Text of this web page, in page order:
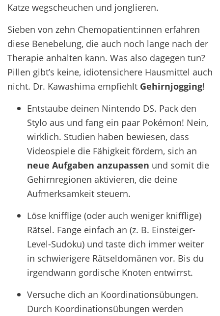
Katze wegscheuchen und jonglieren.
Sieben von zehn Chemopatient:innen erfahren
diese Benebelung, die auch noch lange nach der
Therapie anhalten kann. Was also dagegen tun?
Pillen gibt’s keine, idiotensichere Hausmittel auch
nicht. Dr. Kawashima empfiehlt Gehirnjogging!
Entstaube deinen Nintendo DS. Pack den
Stylo aus und fang ein paar Pokémon! Nein,
wirklich. Studien haben bewiesen, dass
Videospiele die Fähigkeit fördern, sich an
neue Aufgaben anzupassen und somit die
Gehirnregionen aktivieren, die deine
Aufmerksamkeit steuern.
Löse knifflige (oder auch weniger knifflige)
Rätsel. Fange einfach an (z. B. Einsteiger-
Level-Sudoku) und taste dich immer weiter
in schwierigere Rätseldomänen vor. Bis du
irgendwann gordische Knoten entwirrst.
Versuche dich an Koordinationsübungen.
Durch Koordinationsübungen werden